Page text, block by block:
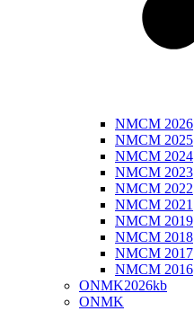
NMCM 2026
NMCM 2025
NMCM 2024
NMCM 2023
NMCM 2022
NMCM 2021
NMCM 2019
NMCM 2018
NMCM 2017
NMCM 2016
ONMK2026kb
ONMK